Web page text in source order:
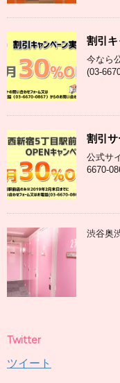
割引
今なら
(03-
割引
公式サ
6670-
渋谷奥
Twitter
ツイート